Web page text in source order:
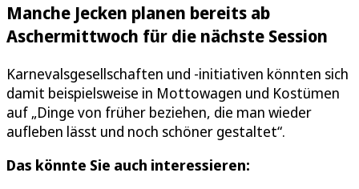
Manche Jecken planen bereits ab
Aschermittwoch für die nächste Session
Karnevalsgesellschaften und -initiativen könnten sich
damit beispielsweise in Mottowagen und Kostümen
auf „Dinge von früher beziehen, die man wieder
aufleben lässt und noch schöner gestaltet“.
Das könnte Sie auch interessieren: